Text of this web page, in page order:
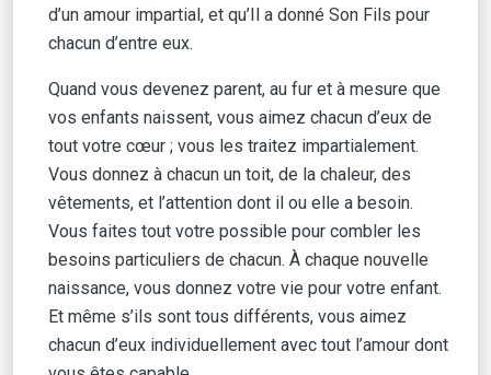
d’un amour impartial, et qu’Il a donné Son Fils pour
chacun d’entre eux.
Quand vous devenez parent, au fur et à mesure que
vos enfants naissent, vous aimez chacun d’eux de
tout votre cœur ; vous les traitez impartialement.
Vous donnez à chacun un toit, de la chaleur, des
vêtements, et l’attention dont il ou elle a besoin.
Vous faites tout votre possible pour combler les
besoins particuliers de chacun. À chaque nouvelle
naissance, vous donnez votre vie pour votre enfant.
Et même s’ils sont tous différents, vous aimez
chacun d’eux individuellement avec tout l’amour dont